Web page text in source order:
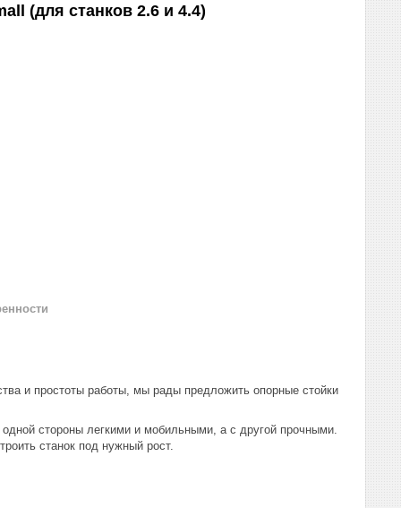
(для станков 2.6 и 4.4)
и простоты работы, мы рады предложить опорные стойки
стороны легкими и мобильными, а с другой прочными.
станок под нужный рост.